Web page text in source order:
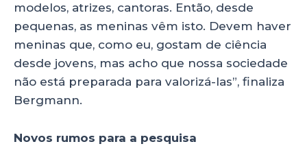
modelos, atrizes, cantoras. Então, desde
pequenas, as meninas vêm isto. Devem haver
meninas que, como eu, gostam de ciência
desde jovens, mas acho que nossa sociedade
não está preparada para valorizá-las”, finaliza
Bergmann.
Novos rumos para a pesquisa